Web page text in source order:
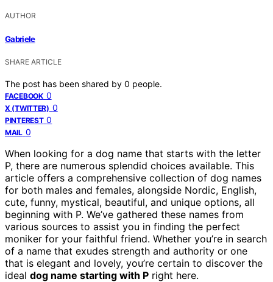
AUTHOR
Gabriele
SHARE ARTICLE
The post has been shared by 0 people.
FACEBOOK 0
X (TWITTER) 0
PINTEREST 0
MAIL 0
When looking for a dog name that starts with the letter
P, there are numerous splendid choices available. This
article offers a comprehensive collection of dog names
for both males and females, alongside Nordic, English,
cute, funny, mystical, beautiful, and unique options, all
beginning with P. We’ve gathered these names from
various sources to assist you in finding the perfect
moniker for your faithful friend. Whether you’re in search
of a name that exudes strength and authority or one
that is elegant and lovely, you’re certain to discover the
ideal dog name starting with P right here.